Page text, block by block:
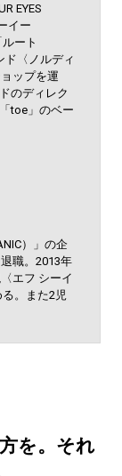
EYES
イー
ート
ド〈ノルディ
ップを運
のディレク
toe」のベー
）」の企
職。2013年
エフ シーイ
。また2児
を。それ